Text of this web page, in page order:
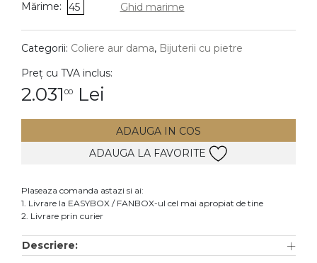
DIAMANTE Vezi toate
Cercei
Accesorii
Mărime: 45 Ghid marime
Categorii: Coliere aur dama, Bijuterii cu pietre
Preț cu TVA inclus:
2.031 00 Lei
ADAUGA IN COS
ADAUGA LA FAVORITE
Plaseaza comanda astazi si ai:
1. Livrare la EASYBOX / FANBOX-ul cel mai apropiat de tine
2. Livrare prin curier
Descriere: